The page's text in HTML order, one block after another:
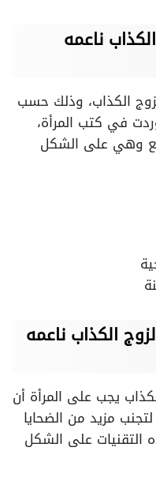
ناعمه
الكذاب، وذلك حسب
في كتب المرأة،
وهي على الشكل
الكذاب ناعمه
يجب على المرأة أن
مزيد من الضحايا
التقنيات على الشكل